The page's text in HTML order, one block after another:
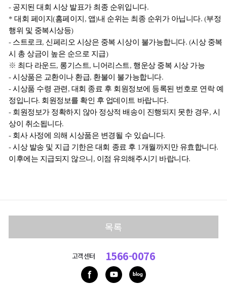
- 공지된 대회 시상 발표가 최종 순위입니다.
* 대회 페이지(홈페이지 , 앱)내 순위는 최종 순위가 아닙니다. (부정
행위 및 중복시상등)
- 스트로크, 신페리오 시상은 중복 시상이 불가능합니다. (시상 중복
시
총 상금이 높은 순으로 지급)
※ 최다 라운드, 롱기스트, 니어리스트, 행운상 중복 시상 가능
- 시상품은 교환이나 환급, 환불이 불가능합니다.
- 시상품 수령 관련 , 대회 종료 후 회원정보에 등록된 번호로 연락 예
정입니다. 회원정보를 확인 후 업데이트 바랍니다.
- 회원정보가 정확하지 않아 정상적 배송이 진행되지 못한 경우, 시
상이
취소됩니다.
- 회사 사정에 의해 시상품은 변경될 수 있습니다.
- 시상 발송 및 지급 기한은 대회 종료 후 1 개월까지만 유효합니다
이후에는 지급되지 않으니 , 이점 유의해주시기 바랍니다.
목록
고객센터 1566-0076